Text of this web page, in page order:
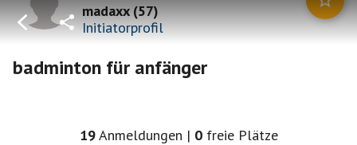
madaxx(57)
Initiatorprofil
badminton für anfänger
19Anmeldungen | 0 freie Plätze